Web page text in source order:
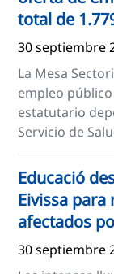
total de
30 septiembre
La Mesa
empleo
estatutario
Servicio de
Educació
Eivissa
afectados
30 septiembre